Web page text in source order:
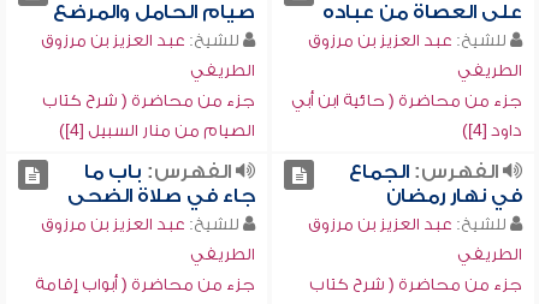
على العصاة من عباده
للشيخ: عبد العزيز بن مرزوق
الطريفي
جزء من محاضرة ( حائية ابن أبي
داود [4])
صيام الحامل والمرضع
للشيخ: عبد العزيز بن مرزوق
الطريفي
جزء من محاضرة ( شرح كتاب
الصيام من منار السبيل [4])
الفهرس:الجماع
في نهار رمضان
للشيخ: عبد العزيز بن مرزوق
الطريفي
جزء من محاضرة ( شرح كتاب
الفهرس: باب ما
جاء في صلاة الضحى
للشيخ: عبد العزيز بن مرزوق
الطريفي
جزء من محاضرة ( أبواب إقامة